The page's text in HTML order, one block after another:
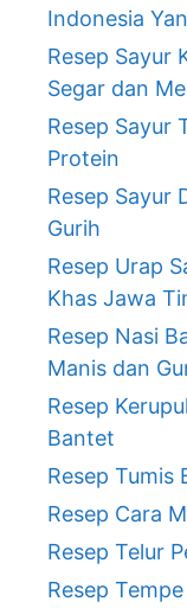
Indonesia
Resep Sayur
Segar dan
Resep Sayur
Protein
Resep Sayur
Gurih
Resep Urap
Khas Jawa
Resep Nasi
Manis dan
Resep
Bantet
Resep Tumis
Resep Cara
Resep Telur
Resep